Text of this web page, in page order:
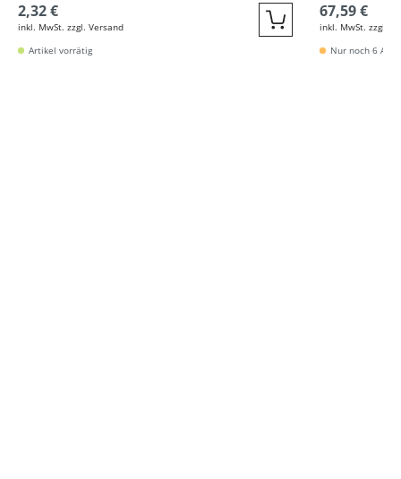
2,32 €
inkl. MwSt. zzgl. Versand Quickbuy
Artikel vorrätig
67,59 €
inkl. MwSt. zzgl.
Nur noch 6